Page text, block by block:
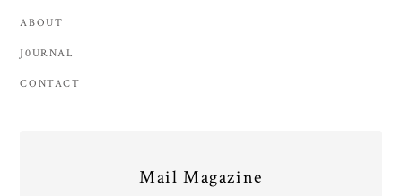
ABOUT
J0URNAL
CONTACT
Mail Magazine